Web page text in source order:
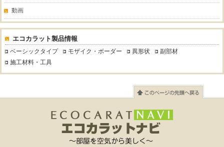
動画
エコカラット製品情報
ベーシックタイプ モザイク・ボーダー 異形状
副部材
施工材料・工具